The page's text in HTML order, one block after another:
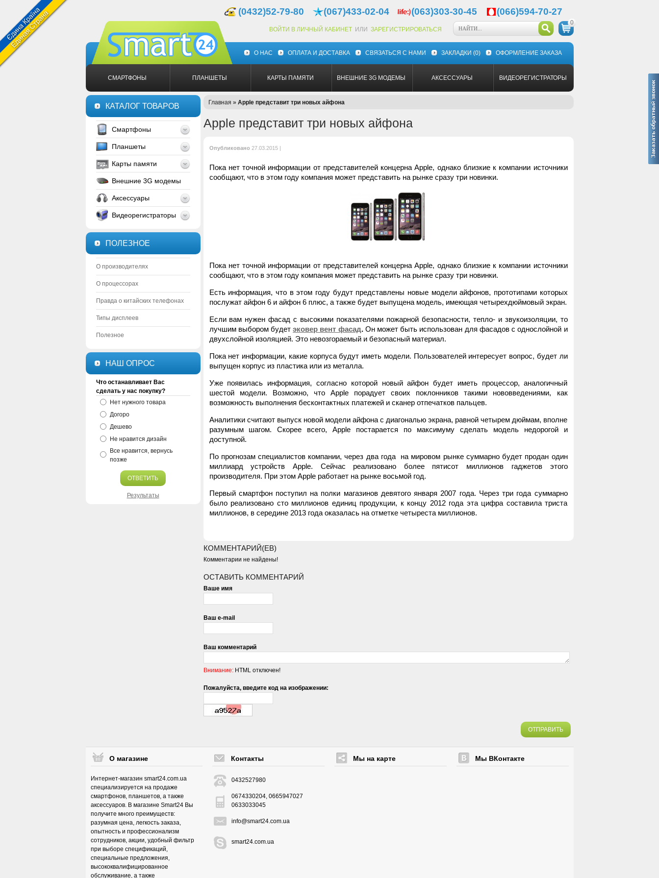
(0432)52-79-80 (067)433-02-04 (063)303-30-45 (066)594-70-27
0
ВОЙТИ В ЛИЧНЫЙ КАБИНЕТ
ИЛИ ЗАРЕГИСТРИРОВАТЬСЯ
О НАС ОПЛАТА И ДОСТАВКА СВЯЗАТЬСЯ С НАМИ ЗАКЛАДКИ (0) ОФОРМЛЕНИЕ ЗАКАЗА
СМАРТФОНЫ ПЛАНШЕТЫ КАРТЫ ПАМЯТИ ВНЕШНИЕ 3G МОДЕМЫ АКСЕССУАРЫ ВИДЕОРЕГИСТРАТОРЫ
КАТАЛОГ ТОВАРОВ
Смартфоны
Планшеты
Карты памяти
Внешние 3G модемы
Аксессуары
Видеорегистраторы
ПОЛЕЗНОЕ
О производителях
О процессорах
Правда о китайских телефонах
Типы дисплеев
Полезное
НАШ ОПРОС
Что останавливает Вас
сделать у нас покупку?
Нет нужного товара
Догоро
Дешево
Не нравится дизайн
Все нравится, вернусь
позже
ОТВЕТИТЬ
Результаты
Главная » Apple представит три новых айфона
Apple представит три новых айфона
Опубликовано 27.03.2015 |
Пока нет точной информации от представителей концерна Apple, однако близкие к компании источники
сообщают, что в этом году компания может представить на рынке сразу три новинки.
Пока нет точной информации от представителей концерна Apple, однако близкие к компании источники
сообщают, что в этом году компания может представить на рынке сразу три новинки.
Есть информация, что в этом году будут представлены новые модели айфонов, прототипами которых
послужат айфон 6 и айфон 6 плюс, а также будет выпущена модель, имеющая четырехдюймовый экран.
Если вам нужен фасад с высокими показателями пожарной безопасности, тепло- и звукоизоляции, то
лучшим выбором будетэковер вент фасад.Он может быть использован для фасадов с однослойной и
двухслойной изоляцией. Это невозгораемый и безопасный материал.
Пока нет информации, какие корпуса будут иметь модели. Пользователей интересует вопрос, будет ли
выпущен корпус из пластика или из металла.
Уже появилась информация, согласно которой новый айфон будет иметь процессор, аналогичный
шестой модели. Возможно, что Apple порадует своих поклонников такими нововведениями, как
возможность выполнения бесконтактных платежей и сканер отпечатков пальцев.
Аналитики считают выпуск новой модели айфона с диагональю экрана, равной четырем дюймам, вполне
разумным шагом. Скорее всего, Apple постарается по максимуму сделать модель недорогой и
доступной.
По прогнозам специалистов компании, через два года на мировом рынке суммарно будет продан один
миллиард устройств Apple. Сейчас реализовано более пятисот миллионов гаджетов этого
производителя. При этом Apple работает на рынке восьмой год.
Первый смартфон поступил на полки магазинов девятого января 2007 года. Через три года суммарно
было реализовано сто миллионов единиц продукции, к концу 2012 года эта цифра составила триста
миллионов, в середине 2013 года оказалась на отметке четыреста миллионов.
КОММЕНТАРИЙ(ЕВ)
Комментарии не найдены!
ОСТАВИТЬ КОММЕНТАРИЙ
Ваше имя
Ваш e-mail
Ваш комментарий
Внимание:HTML отключен!
Пожалуйста, введите код на изображении:
ОТПРАВИТЬ
О магазине
Интернет-магазин smart24.com.ua
специализируется на продаже
смартфонов, планшетов, а также
аксессуаров. В магазине Smart24 Вы
получите много преимуществ:
разумная цена, легкость заказа,
опытность и профессионализм
сотрудников, акции, удобный фильтр
при выборе спецификаций,
специальные предложения,
высококвалифицированное
обслуживание, а также
Контакты
0432527980
0674330204, 0665947027
0633033045
info@smart24.com.ua
smart24.com.ua
Мы на карте Мы ВКонтакте